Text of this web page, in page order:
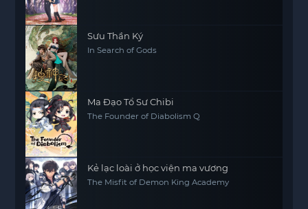
Sưu Thần Ký
In Search of Gods
Ma Đạo Tổ Sư Chibi
The Founder of Diabolism Q
Kẻ lạc loài ở học viện ma vương
The Misfit of Demon King Academy